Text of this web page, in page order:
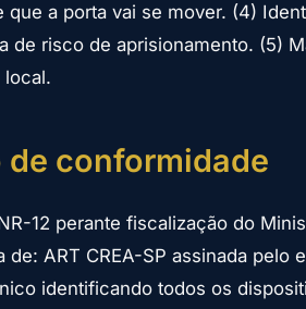
a porta vai se mover. (4)
risco de aprisionamento. (5)
local.
de conformidade
12 perante fiscalização do
ART CREA-SP assinada pelo
identificando todos os